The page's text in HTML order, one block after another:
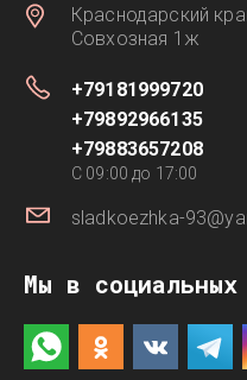
Краснодарский
Совхозная 1ж
+79181999720
+79892966135
+79883657208
C 09:00 до 17:00
sladkoezhka-
Мы в